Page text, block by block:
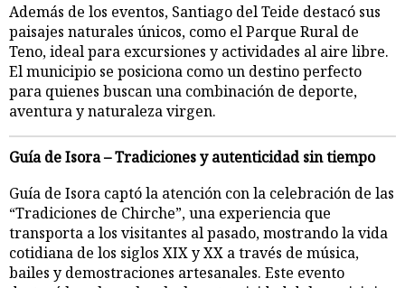
Además de los eventos, Santiago del Teide destacó sus
paisajes naturales únicos, como el Parque Rural de
Teno, ideal para excursiones y actividades al aire libre.
El municipio se posiciona como un destino perfecto
para quienes buscan una combinación de deporte,
aventura y naturaleza virgen.
Guía de Isora – Tradiciones y autenticidad sin tiempo
Guía de Isora captó la atención con la celebración de las
“Tradiciones de Chirche”, una experiencia que
transporta a los visitantes al pasado, mostrando la vida
cotidiana de los siglos XIX y XX a través de música,
bailes y demostraciones artesanales. Este evento